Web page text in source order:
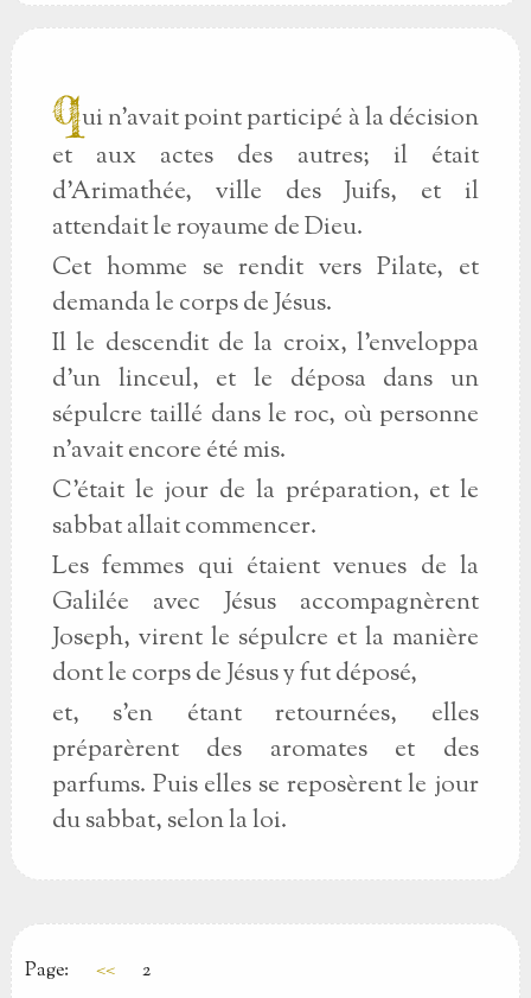
qui n'avait point participé à la décision
et aux actes des autres; il était
d'Arimathée, ville des Juifs, et il
attendait le royaume de Dieu.
Cet homme se rendit vers Pilate, et
demanda le corps de Jésus.
Il le descendit de la croix, l'enveloppa
d'un linceul, et le déposa dans un
sépulcre taillé dans le roc, où personne
n'avait encore été mis.
C'était le jour de la préparation, et le
sabbat allait commencer.
Les femmes qui étaient venues de la
Galilée avec Jésus accompagnèrent
Joseph, virent le sépulcre et la manière
dont le corps de Jésus y fut déposé,
et, s'en étant retournées, elles
préparèrent des aromates et des
parfums. Puis elles se reposèrent le jour
du sabbat, selon la loi.
Page: <<
2